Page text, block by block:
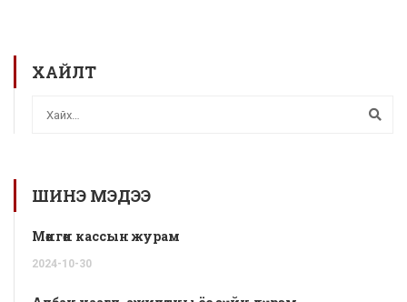
ХАЙЛТ
ШИНЭ МЭДЭЭ
Мөнгөн кассын журам
2024-10-30